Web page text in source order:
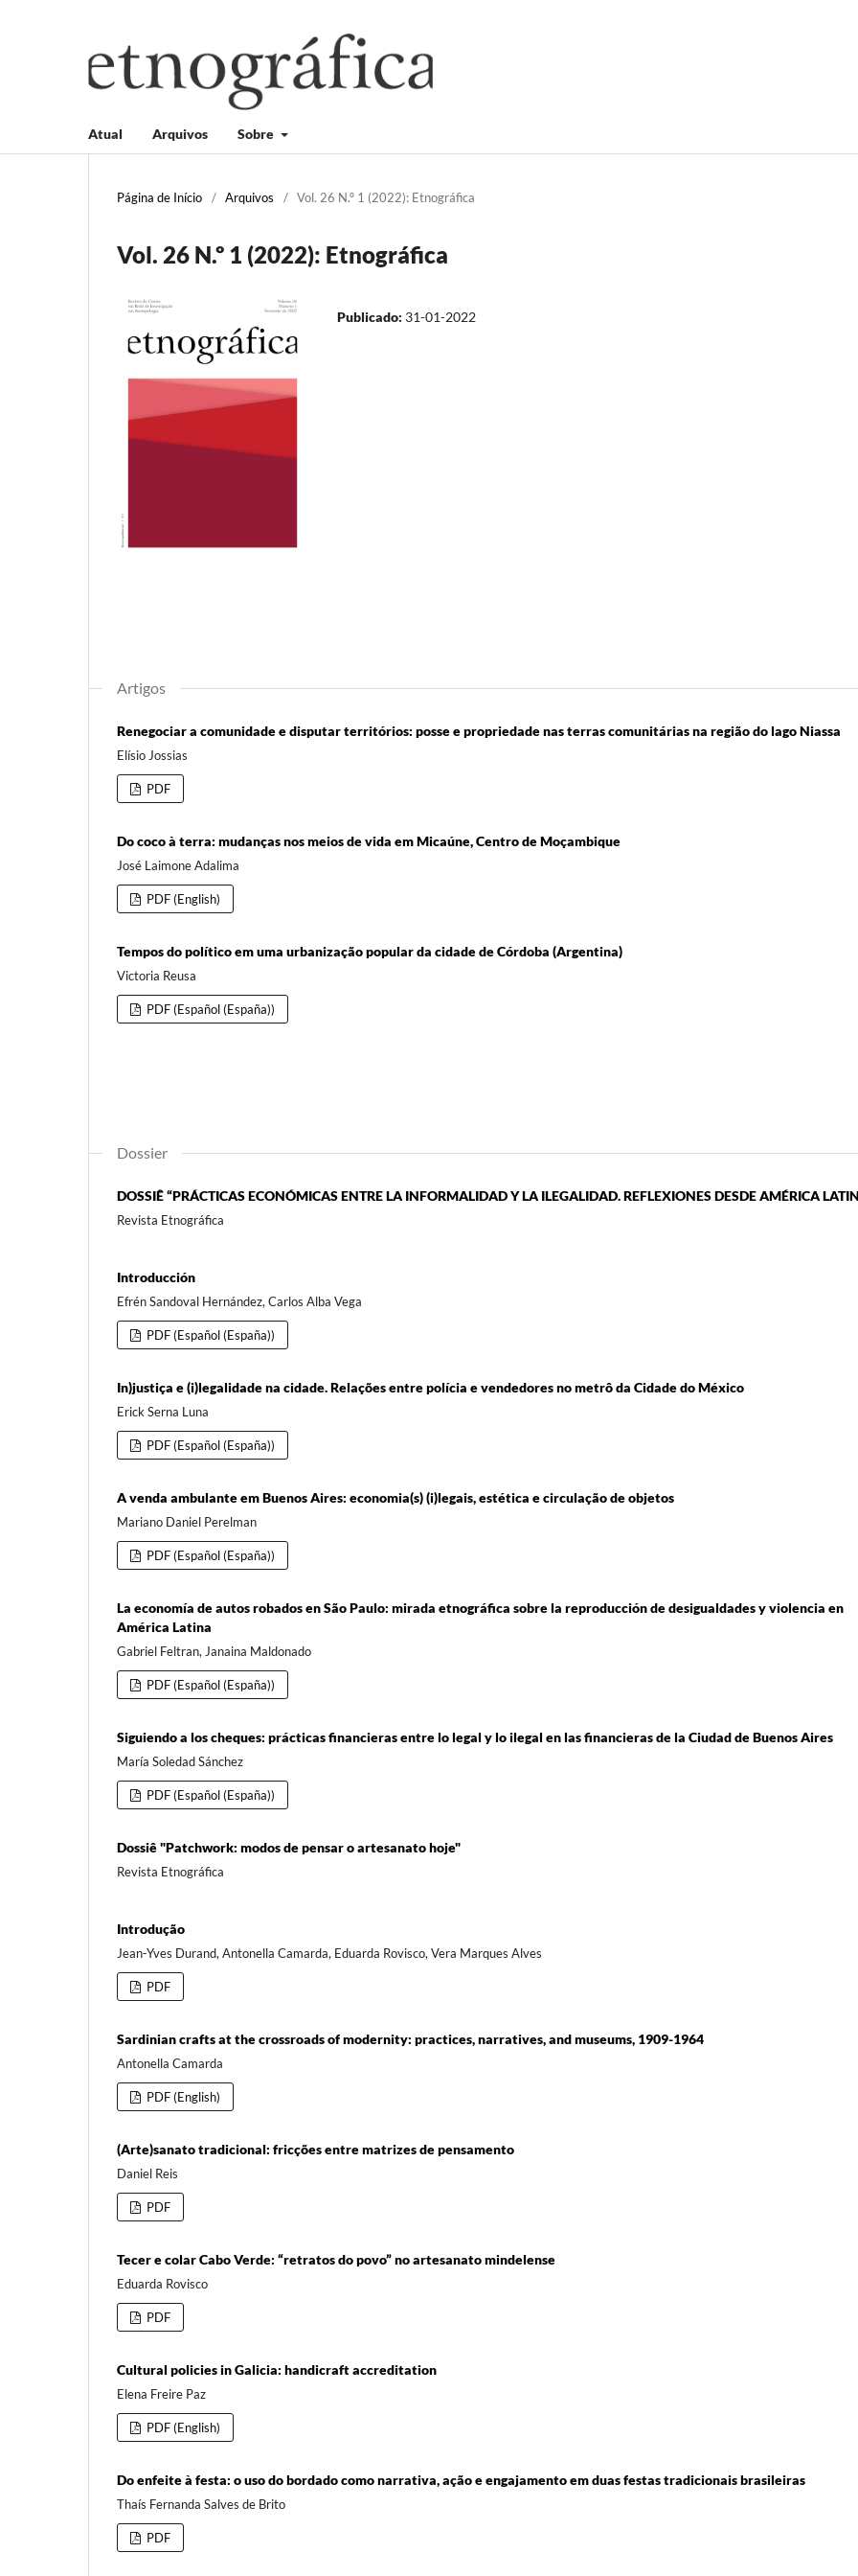
Atual Arquivos Sobre
Página de Início / Arquivos / Vol. 26 N.º 1 (2022): Etnográfica
Vol. 26 N.º 1 (2022): Etnográfica
Publicado: 31-01-2022
Artigos
Renegociar a comunidade e disputar territórios: posse e propriedade nas terras comunitárias na região do lago Niassa
Elísio Jossias
PDF
Do coco à terra: mudanças nos meios de vida em Micaúne, Centro de Moçambique
José Laimone Adalima
PDF (English)
Tempos do político em uma urbanização popular da cidade de Córdoba (Argentina)
Victoria Reusa
PDF (Español (España))
Dossier
DOSSIÊ “PRÁCTICAS ECONÓMICAS ENTRE LA INFORMALIDAD Y LA ILEGALIDAD. REFLEXIONES DESDE AMÉRICA
Revista Etnográfica
Introducción
Efrén Sandoval Hernández, Carlos Alba Vega
PDF (Español (España))
In)justiça e (i)legalidade na cidade. Relações entre polícia e vendedores no metrô da Cidade do México
Erick Serna Luna
PDF (Español (España))
A venda ambulante em Buenos Aires: economia(s) (i)legais, estética e circulação de objetos
Mariano Daniel Perelman
PDF (Español (España))
La economía de autos robados en São Paulo: mirada etnográfica sobre la reproducción de desigualdades y violencia en
América Latina
Gabriel Feltran, Janaina Maldonado
PDF (Español (España))
Siguiendo a los cheques: prácticas financieras entre lo legal y lo ilegal en las financieras de la Ciudad de Buenos Aires
María Soledad Sánchez
PDF (Español (España))
Dossiê "Patchwork: modos de pensar o artesanato hoje"
Revista Etnográfica
Introdução
Jean-Yves Durand, Antonella Camarda, Eduarda Rovisco, Vera Marques Alves
PDF
Sardinian crafts at the crossroads of modernity: practices, narratives, and museums, 1909-1964
Antonella Camarda
PDF (English)
(Arte)sanato tradicional: fricções entre matrizes de pensamento
Daniel Reis
PDF
Tecer e colar Cabo Verde: “retratos do povo” no artesanato mindelense
Eduarda Rovisco
PDF
Cultural policies in Galicia: handicraft accreditation
Elena Freire Paz
PDF (English)
Do enfeite à festa: o uso do bordado como narrativa, ação e engajamento em duas festas tradicionais brasileiras
Thaís Fernanda Salves de Brito
PDF